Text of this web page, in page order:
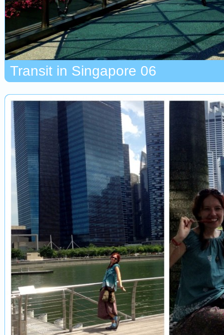
Transit in Singapore 06